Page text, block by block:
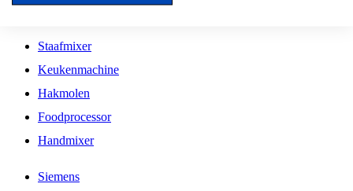
Kookplaat Accessoires
Staafmixer
Keukenmachine
Hakmolen
Foodprocessor
Handmixer
Siemens